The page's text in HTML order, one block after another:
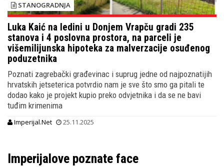
STANOGRADNJA
Luka Kaić na ledini u Donjem Vrapču gradi 235
stanova i 4 poslovna prostora, na parceli je
višemilijunska hipoteka za malverzacije osuđenog
poduzetnika
Poznati zagrebački građevinac i suprug jedne od najpoznatijih
hrvatskih jetseterica potvrdio nam je sve što smo ga pitali te
dodao kako je projekt kupio preko odvjetnika i da se ne bavi
tuđim krimenima
Imperijal.Net 25.11.2025
Imperijalove poznate face